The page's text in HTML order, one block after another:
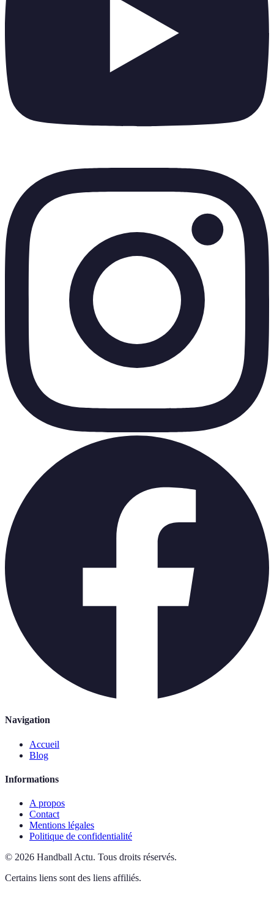
Navigation
Accueil
Blog
Informations
A propos
Contact
Mentions légales
Politique de confidentialité
© 2026 Handball Actu. Tous droits réservés.
Certains liens sont des liens affiliés.